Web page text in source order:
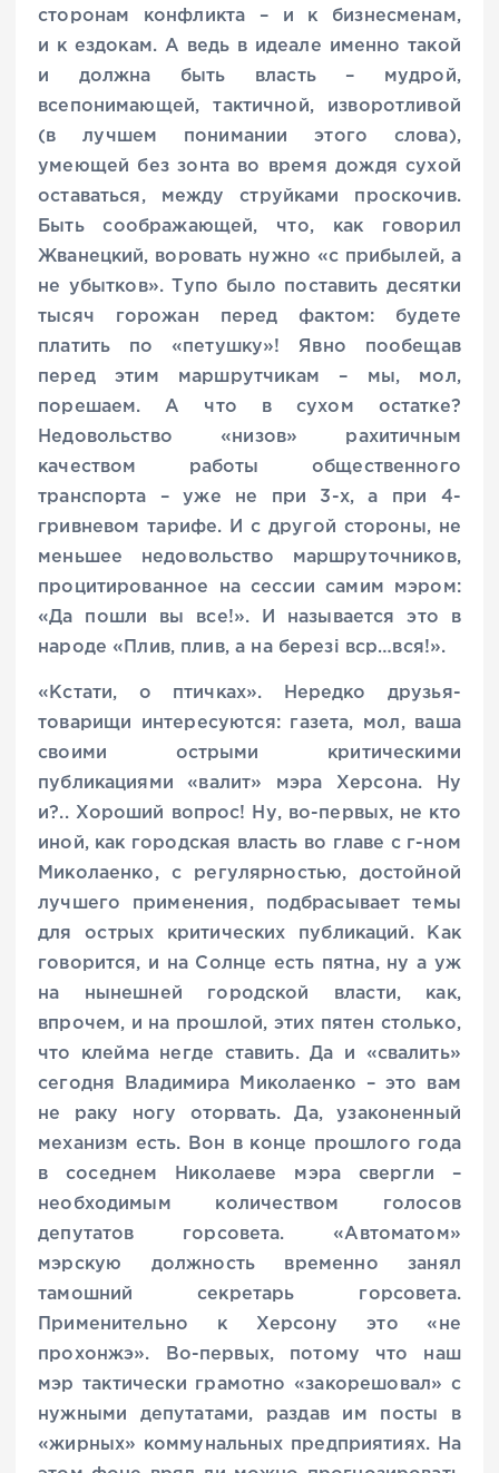
сторонам конфликта – и к бизнесменам,
и к ездокам. А ведь в идеале именно такой
и должна быть власть – мудрой,
всепонимающей, тактичной, изворотливой
(в лучшем понимании этого слова),
умеющей без зонта во время дождя сухой
оставаться, между струйками проскочив.
Быть соображающей, что, как говорил
Жванецкий, воровать нужно «с прибылей, а
не убытков». Тупо было поставить десятки
тысяч горожан перед фактом: будете
платить по «петушку»! Явно пообещав
перед этим маршрутчикам – мы, мол,
порешаем. А что в сухом остатке?
Недовольство «низов» рахитичным
качеством работы общественного
транспорта – уже не при 3-х, а при 4-
гривневом тарифе. И с другой стороны, не
меньшее недовольство маршруточников,
процитированное на сессии самим мэром:
«Да пошли вы все!». И называется это в
народе «Плив, плив, а на березі вср…вся!».
«Кстати, о птичках». Нередко друзья-
товарищи интересуются: газета, мол, ваша
своими острыми критическими
публикациями «валит» мэра Херсона. Ну
и?.. Хороший вопрос! Ну, во-первых, не кто
иной, как городская власть во главе с г-ном
Миколаенко, с регулярностью, достойной
лучшего применения, подбрасывает темы
для острых критических публикаций. Как
говорится, и на Солнце есть пятна, ну а уж
на нынешней городской власти, как,
впрочем, и на прошлой, этих пятен столько,
что клейма негде ставить. Да и «свалить»
сегодня Владимира Миколаенко – это вам
не раку ногу оторвать. Да, узаконенный
механизм есть. Вон в конце прошлого года
в соседнем Николаеве мэра свергли –
необходимым количеством голосов
депутатов горсовета. «Автоматом»
мэрскую должность временно занял
тамошний секретарь горсовета.
Применительно к Херсону это «не
прохонжэ». Во-первых, потому что наш
мэр тактически грамотно «закорешовал» с
нужными депутатами, раздав им посты в
«жирных» коммунальных предприятиях. На